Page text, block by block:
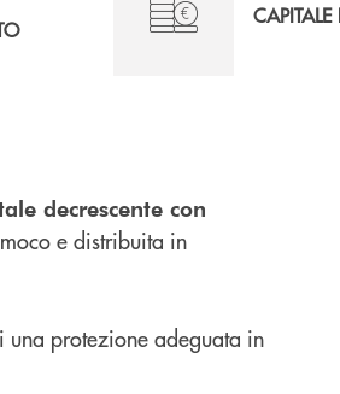
CAPITALE
decrescente con
e distribuita in
una protezione adeguata in